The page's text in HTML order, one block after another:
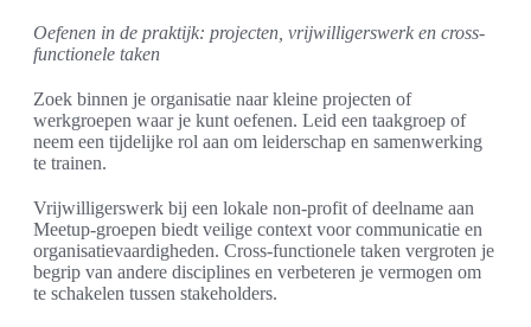
Oefenen in de praktijk: projecten, vrijwilligerswerk en cross-
functionele taken
Zoek binnen je organisatie naar kleine projecten of
werkgroepen waar je kunt oefenen. Leid een taakgroep of
neem een tijdelijke rol aan om leiderschap en samenwerking
te trainen.
Vrijwilligerswerk bij een lokale non-profit of deelname aan
Meetup-groepen biedt veilige context voor communicatie en
organisatievaardigheden. Cross-functionele taken vergroten je
begrip van andere disciplines en verbeteren je vermogen om
te schakelen tussen stakeholders.